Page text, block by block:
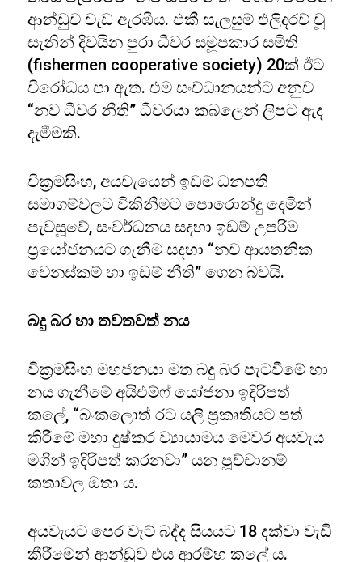
ආන්ඩුව වැඩ ඇරඹීය. එකී සැලසුම් එලිදරව් වූ
සැනින් දිවයින පුරා ධීවර සමූපකාර සමිති
(fishermen cooperative society) 20ක් ඊට
විරෝධය පා ඇත. එම සංව්ධානයන්ට අනුව
“නව ධීවර නීති” ධීවරයා කබලෙන් ලිපට ඇද
දැමීමකි.
වික්‍රමසිංහ, අයවැයෙන් ඉඩම් ධනපති
සමාගම්වලට විකිනීමට පොරොන්දු දෙමින්
පැවසූවේ, සංවර්ධනය සදහා ඉඩම් උපරිම
ප්‍රයෝජනයට ගැනීම සදහා “නව ආයතනික
වෙනස්කම් හා ඉඩම් නීති” ගෙන බවයි.
බදු බර හා තවතවත් නය
වික්‍රමසිංහ මහජනයා මත බදු බර පැටවීමේ හා
නය ගැනීමේ අයිඑම්ෆ් යෝජනා ඉදිරිපත්
කලේ, “බංකලොත් රට යලි ප්‍රකෘතියට පත්
කිරීමේ මහා දුෂ්කර ව්‍යායාමය මෙවර අයවැය
මගින් ඉදිරිපත් කරනවා” යන පූච්චානම්
කතාවල ඔතා ය.
අයවැයට පෙර වැට් බද්ද සියයට 18 දක්වා වැඩි
කීරීමෙන් ආන්ඩුව එය ආරම්භ කලේ ය.